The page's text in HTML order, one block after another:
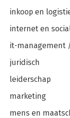
inkoop en
internet en
it-management
juridisch
leiderschap
marketing
mens en